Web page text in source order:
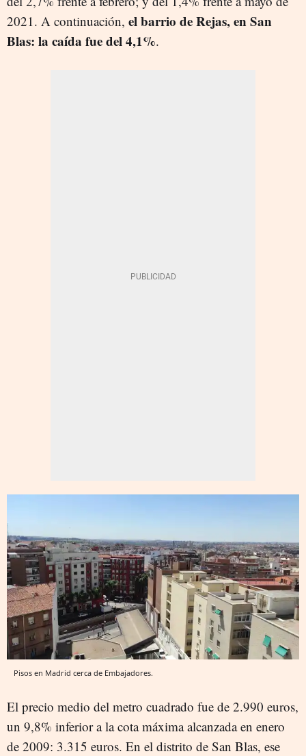
2021. A continuación, el barrio de Rejas, en San
Blas: la caída fue del 4,1%.
Pisos en Madrid cerca de Embajadores.
El precio medio del metro cuadrado fue de 2.990 euros,
un 9,8% inferior a la cota máxima alcanzada en enero
de 2009: 3.315 euros. En el distrito de San Blas, ese